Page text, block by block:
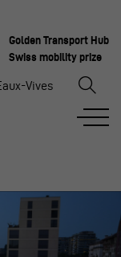
Golden Transport Hub
Swiss mobility prize
Vives